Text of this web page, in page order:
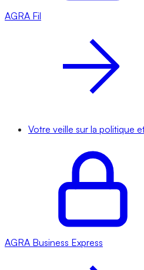
AGRA Fil
Votre veille sur la politique
AGRA Business Express